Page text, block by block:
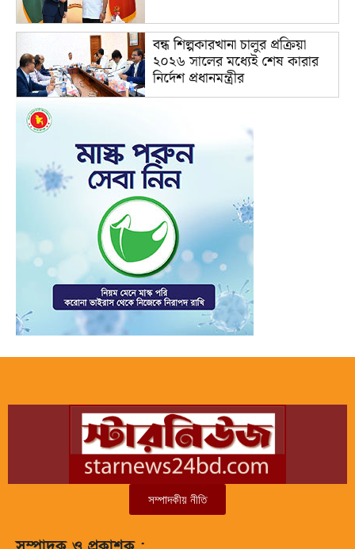
বন্ধ শিল্পকারখানা চালুর প্রক্রিয়া
২০২৬ সালের মধ্যেই শেষ কারার
নির্দেশ প্রধানমন্ত্রীর
সম্পাদকীয় নীতি